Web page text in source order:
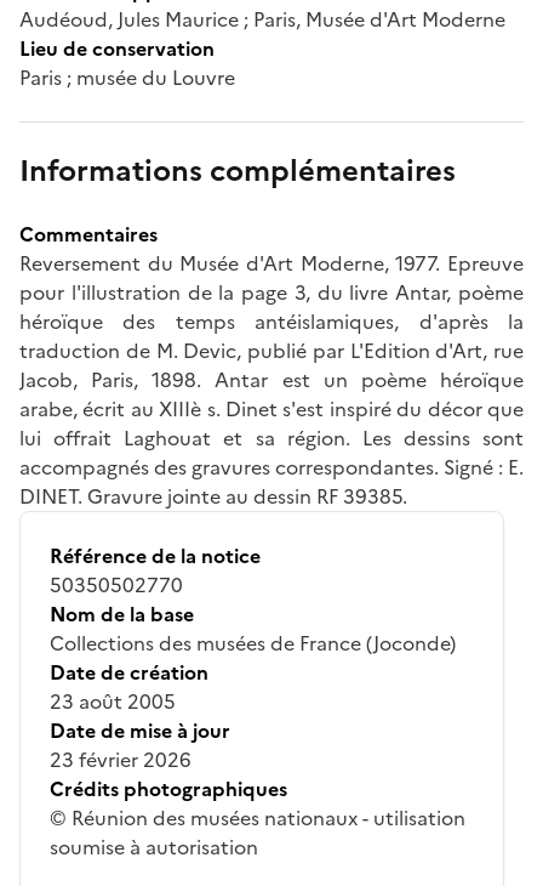
Audéoud, Jules Maurice ; Paris, Musée d'Art Moderne
Lieu de conservation
Paris ; musée du Louvre
Informations complémentaires
Commentaires
Reversement du Musée d'Art Moderne, 1977. Epreuve
pour l'illustration de la page 3, du livre Antar, poème
héroïque des temps antéislamiques, d'après la
traduction de M. Devic, publié par L'Edition d'Art, rue
Jacob, Paris, 1898. Antar est un poème héroïque
arabe, écrit au XIIIè s. Dinet s'est inspiré du décor que
lui offrait Laghouat et sa région. Les dessins sont
accompagnés des gravures correspondantes. Signé : E.
DINET. Gravure jointe au dessin RF 39385.
Référence de la notice
50350502770
Nom de la base
Collections des musées de France (Joconde)
Date de création
23 août 2005
Date de mise à jour
23 février 2026
Crédits photographiques
© Réunion des musées nationaux - utilisation
soumise à autorisation